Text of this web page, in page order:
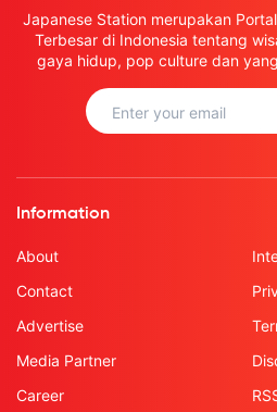
Japanese Station merupakan
Terbesar di Indonesia tentang
gaya hidup, pop culture dan
Information
About
Contact
Advertise
Media Partner
Career